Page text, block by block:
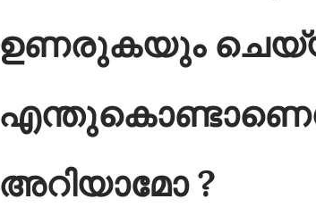
ഉണരുകയും
അറിയാമോ ?